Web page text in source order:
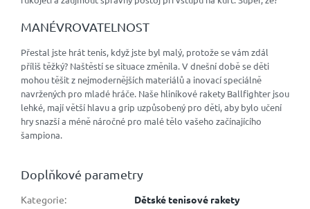
MANÉVROVATELNOST
Přestal jste hrát tenis, když jste byl malý, protože se vám zdál
příliš těžký? Naštěstí se situace změnila. V dnešní době se děti
mohou těšit z nejmodernějších materiálů a inovací speciálně
navržených pro mladé hráče. Naše hliníkové rakety Ballfighter jsou
lehké, mají větší hlavu a grip uzpůsobený pro děti, aby bylo učení
hry snazší a méně náročné pro malé tělo vašeho začínajícího
šampiona.
Doplňkové parametry
Kategorie:
Dětské tenisové rakety